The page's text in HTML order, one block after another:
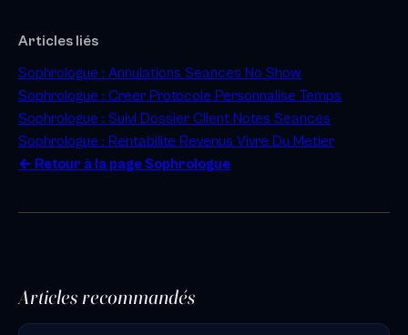
Articles liés
Sophrologue : Annulations Seances No Show
Sophrologue : Creer Protocole Personnalise Temps
Sophrologue : Suivi Dossier Client Notes Seances
Sophrologue : Rentabilite Revenus Vivre Du Metier
← Retour à la page Sophrologue
Articles recommandés